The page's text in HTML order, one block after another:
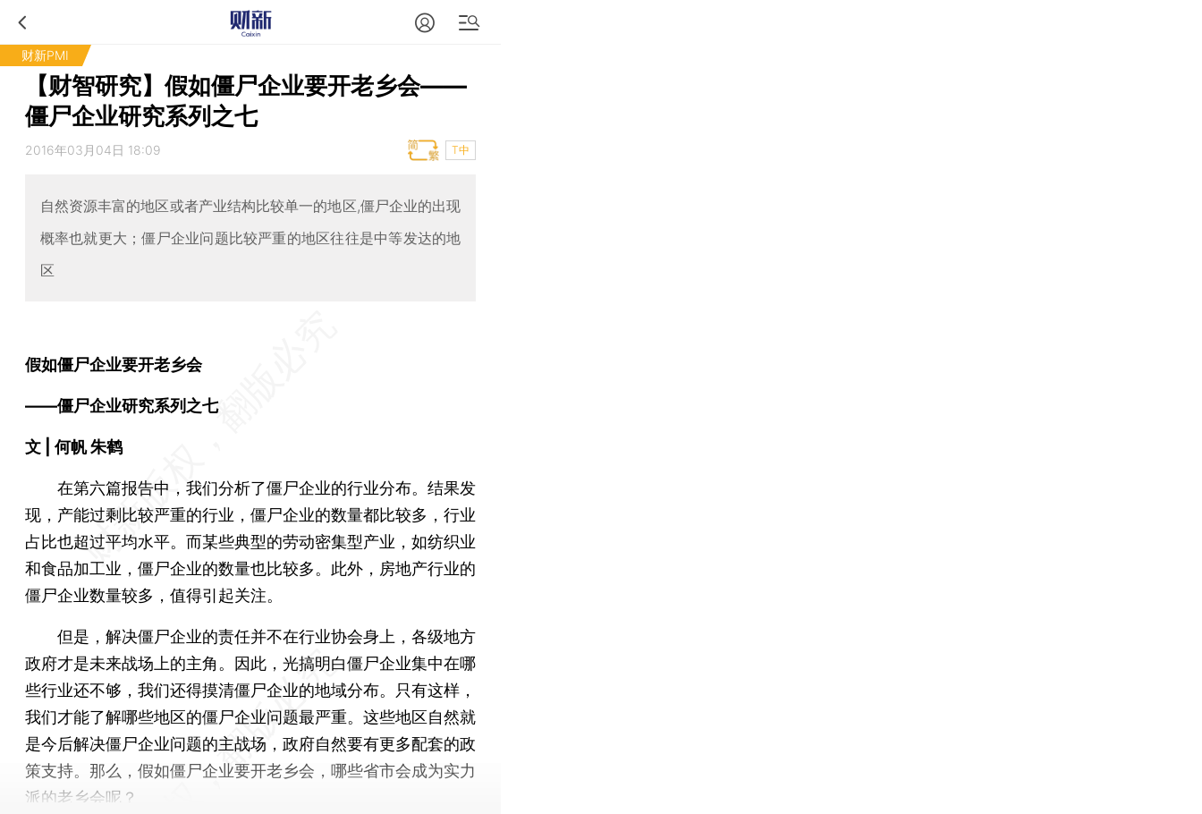
财新PMI
【财智研究】假如僵尸企业要开老乡会——
僵尸企业研究系列之七
2016年03月04日 18:09 T中
自然资源丰富的地区或者产业结构比较单一的地区,僵尸企业的出现
概率也就更大；僵尸企业问题比较严重的地区往往是中等发达的地
区
假如僵尸企业要开老乡会
——僵尸企业研究系列之七
文 | 何帆 朱鹤
在第六篇报告中，我们分析了僵尸企业的行业分布。结果发
现，产能过剩比较严重的行业，僵尸企业的数量都比较多，行业
占比也超过平均水平。而某些典型的劳动密集型产业，如纺织业
和食品加工业，僵尸企业的数量也比较多。此外，房地产行业的
僵尸企业数量较多，值得引起关注。
但是，解决僵尸企业的责任并不在行业协会身上，各级地方
政府才是未来战场上的主角。因此，光搞明白僵尸企业集中在哪
些行业还不够，我们还得摸清僵尸企业的地域分布。只有这样，
我们才能了解哪些地区的僵尸企业问题最严重。这些地区自然就
是今后解决僵尸企业问题的主战场，政府自然要有更多配套的政
策支持。那么，假如僵尸企业要开老乡会，哪些省市会成为实力
派的老乡会呢？